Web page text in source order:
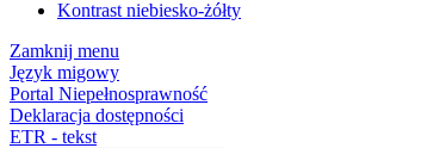
Kontrast niebiesko-żółty
Zamknij menu
Język migowy
Portal Niepełnosprawność
Deklaracja dostępności
ETR - tekst